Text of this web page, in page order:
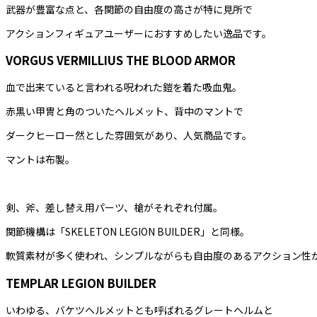
武器が豊富な点と、各関節の自由度の高さが特に見所で
アクションフィギュアユーザーにおすすめしたい逸品です。
VORGUS VERMILLIUS THE BLOOD ARMOR
血で出来ていると言われる呪われた鎧を着た吸血鬼。
赤黒い甲冑と角のついたヘルメット、背中のマントで
ダークヒーロー然とした雰囲気があり、人気商品です。
マントは布製。
剣、斧、差し替え用パーツ、槍がそれぞれ付属。
関節機構は「SKELETON LEGION BUILDER」と同様。
軟質素材が多く使われ、シンプルながらも自由度のあるアクション性
TEMPLAR LEGION BUILDER
いわゆる、バケツヘルメットとも呼ばれるグレートヘルムと